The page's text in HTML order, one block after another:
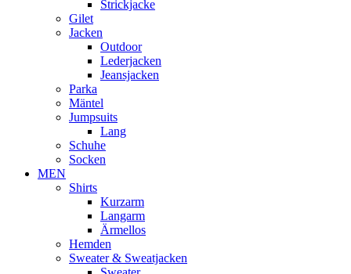
Strickjacke
Gilet
Jacken
Outdoor
Lederjacken
Jeansjacken
Parka
Mäntel
Jumpsuits
Lang
Schuhe
Socken
MEN
Shirts
Kurzarm
Langarm
Ärmellos
Hemden
Sweater & Sweatjacken